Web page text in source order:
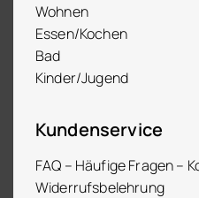
Wohnen
Essen/Kochen
Bad
Kinder/Jugend
Kundenservice
FAQ – Häufige Fragen –
Widerrufsbelehrung